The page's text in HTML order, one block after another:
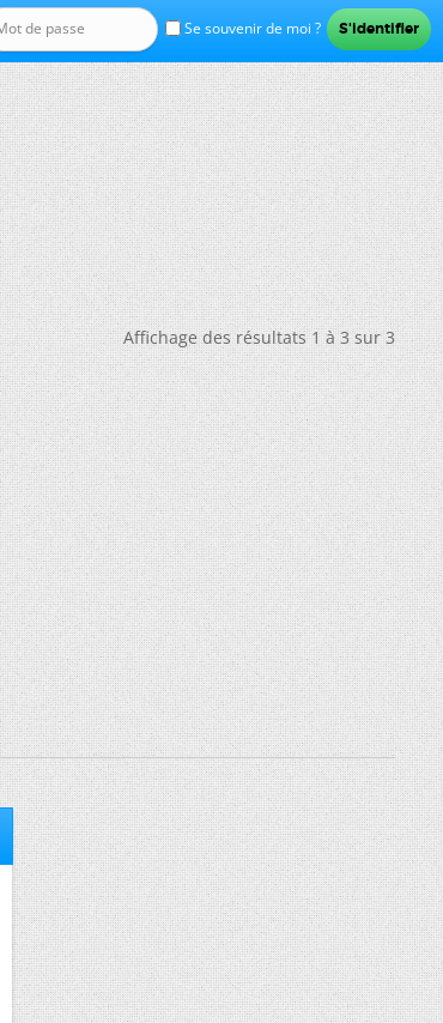
Se souvenir de moi ?
Affichage des résultats 1 à 3 sur 3